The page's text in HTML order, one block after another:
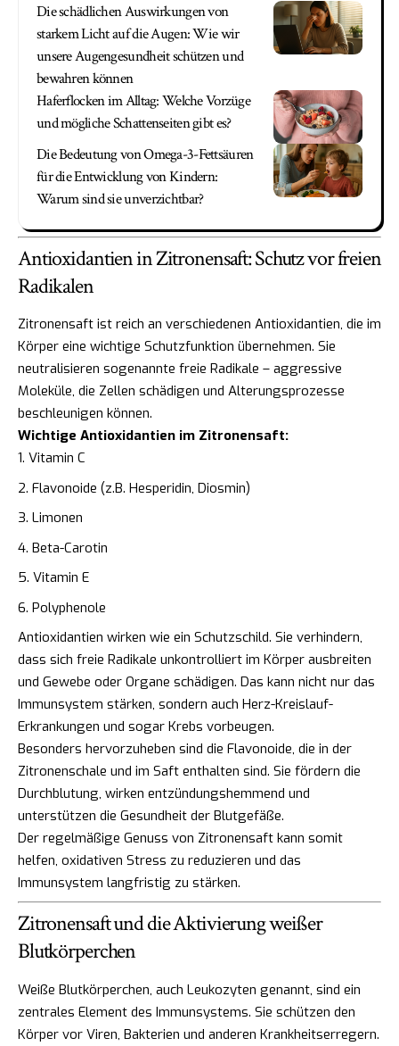
Die schädlichen Auswirkungen von
starkem Licht auf die Augen: Wie wir
unsere Augengesundheit schützen und
bewahren können
Haferflocken im Alltag: Welche Vorzüge
und mögliche Schattenseiten gibt es?
Die Bedeutung von Omega-3-Fettsäuren
für die Entwicklung von Kindern:
Warum sind sie unverzichtbar?
Antioxidantien in Zitronensaft: Schutz vor freien
Radikalen
Zitronensaft ist reich an verschiedenen Antioxidantien, die im
Körper eine wichtige Schutzfunktion übernehmen. Sie
neutralisieren sogenannte freie Radikale – aggressive
Moleküle, die Zellen schädigen und Alterungsprozesse
beschleunigen können.
Wichtige Antioxidantien im Zitronensaft:
Vitamin C
Flavonoide (z.B. Hesperidin, Diosmin)
Limonen
Beta-Carotin
Vitamin E
Polyphenole
Antioxidantien wirken wie ein Schutzschild. Sie verhindern,
dass sich freie Radikale unkontrolliert im Körper ausbreiten
und Gewebe oder Organe schädigen. Das kann nicht nur das
Immunsystem stärken, sondern auch Herz-Kreislauf-
Erkrankungen und sogar Krebs vorbeugen.
Besonders hervorzuheben sind die Flavonoide, die in der
Zitronenschale und im Saft enthalten sind. Sie fördern die
Durchblutung, wirken entzündungshemmend und
unterstützen die Gesundheit der Blutgefäße.
Der regelmäßige Genuss von Zitronensaft kann somit
helfen, oxidativen Stress zu reduzieren und das
Immunsystem langfristig zu stärken.
Zitronensaft und die Aktivierung weißer
Blutkörperchen
Weiße Blutkörperchen, auch Leukozyten genannt, sind ein
zentrales Element des Immunsystems. Sie schützen den
Körper vor Viren, Bakterien und anderen Krankheitserregern.